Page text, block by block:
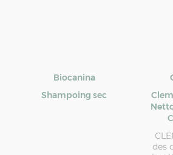
Biocanina
Shampoing sec
des